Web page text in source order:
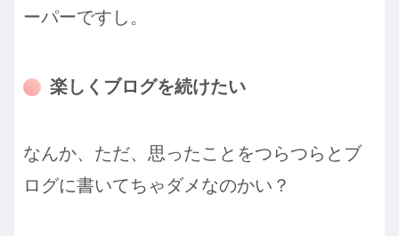
ーパーですし。
楽しくブログを続けたい
なんか、ただ、思ったことをつらつらとブ
ログに書いてちゃダメなのかい？